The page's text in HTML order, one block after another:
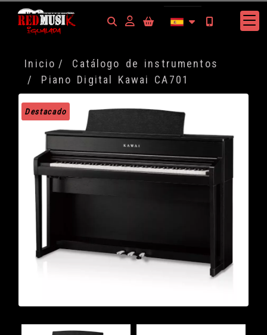
Identifícate
Inicio
Catálogo de instrumentos
Piano Digital Kawai CA701
Destacado